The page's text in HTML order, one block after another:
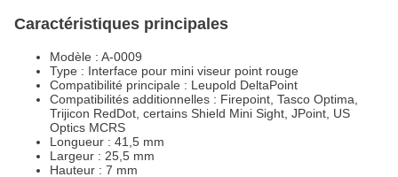
Caractéristiques principales
Modèle : A-0009
Type : Interface pour mini viseur point rouge
Compatibilité principale : Leupold DeltaPoint
Compatibilités additionnelles : Firepoint, Tasco Optima,
Trijicon RedDot, certains Shield Mini Sight, JPoint, US
Optics MCRS
Longueur : 41,5 mm
Largeur : 25,5 mm
Hauteur : 7 mm